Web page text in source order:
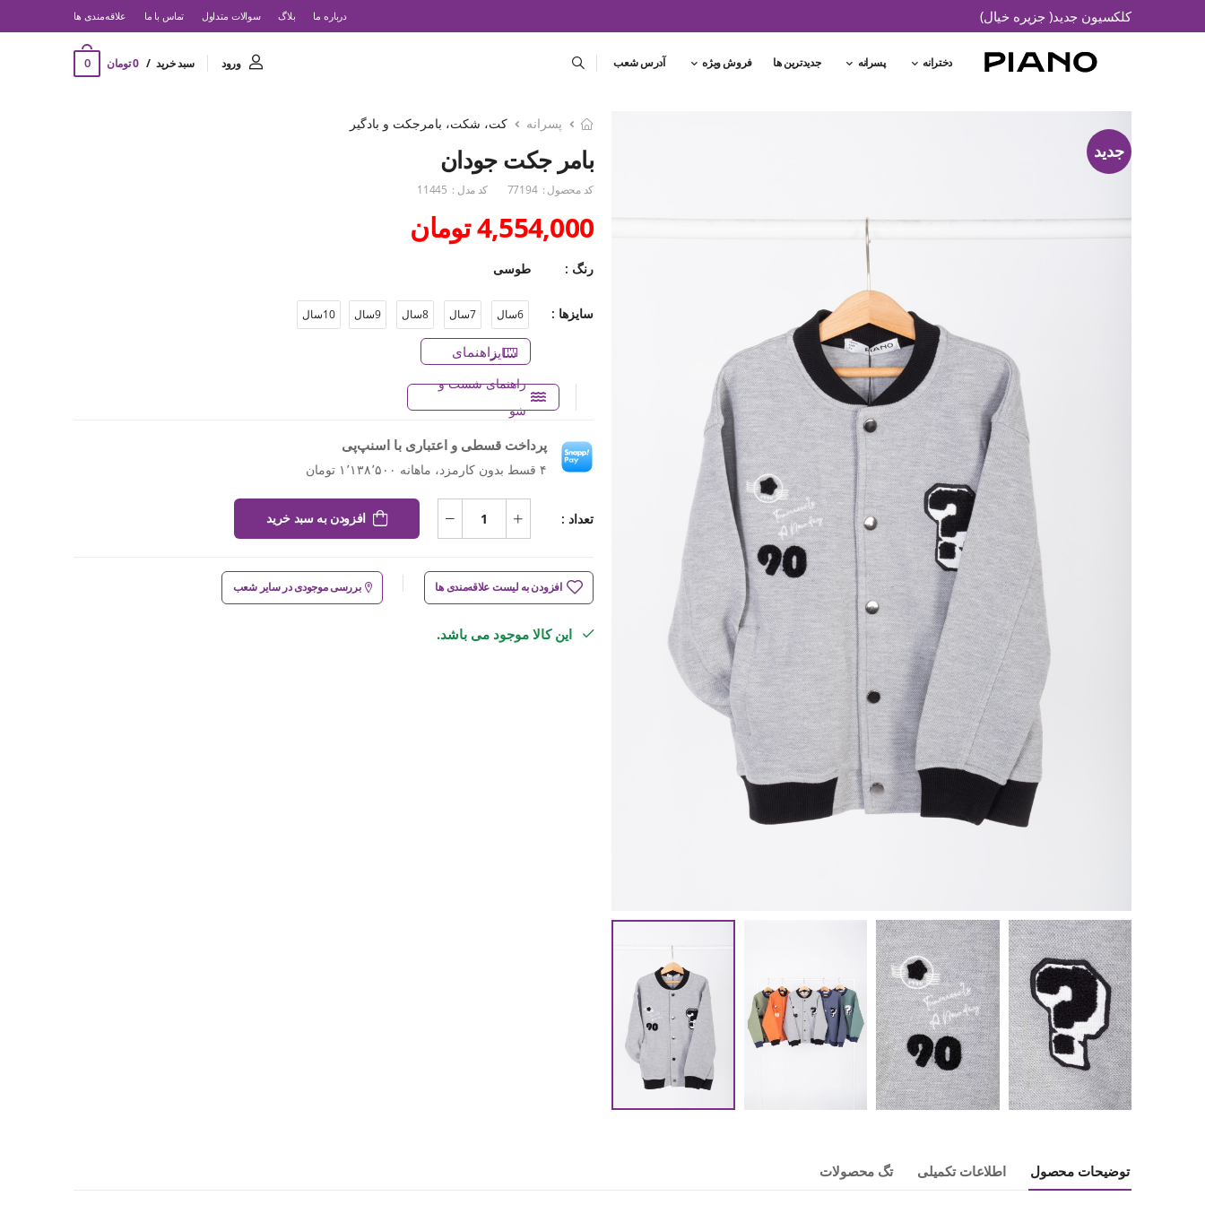
کلکسیون جدید( جزیره خیال) درباره ما بلاگ سوالات متداول تماس با ما ‌علاقه‌مندی ها
دخترانه پسرانه جدیدترین ها فروش ویژه آدرس شعب ورود سبد خرید 0 تومان 0
جدید
پسرانه کت، شکت، بامرجکت و بادگیر
بامر جکت جودان
کد محصول : 77194 کد مدل : 11445
4,554,000 تومان
رنگ : طوسی
سایزها : 6سال 7سال 8سال 9سال 10سال
راهنمای سایز
راهنمای شست و
شو
پرداخت قسطی و اعتباری با اسنپ‌پی
۴ قسط بدون کارمزد، ماهانه ۱٬۱۳۸٬۵۰۰ تومان
تعداد : افزودن به سبد خرید
افزودن به لیست علاقه‌مندی ها بررسی موجودی در سایر شعب
این کالا موجود می باشد.
توضیحات محصول اطلاعات تکمیلی تگ محصولات